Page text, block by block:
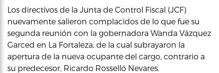
Los directivos de la Junta de Control Fiscal (JCF)
nuevamente salieron complacidos de lo que fue su
segunda reunión con la gobernadora Wanda Vázquez
Garced en La Fortaleza, de la cual subrayaron la
apertura de la nueva ocupante del cargo, contrario a
su predecesor, Ricardo Rosselló Nevares.